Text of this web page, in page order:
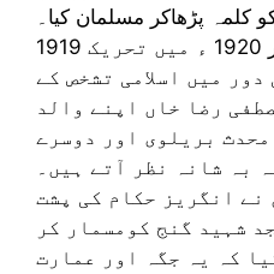
کلمہ پڑھاکر مسلمان کیا۔
1919 ء میں تحریک خلافت اور 1920 ء میں تحریک
دور میں اسلامی تشخص کے
رضا خاں اپنے والد
بریلوی اور دوسرے
بہ شانہ نظر آتے ہیں۔
نے انگریز حکام کی پشت
شہید گنج کومسمار کر
کہ یہ جگہ اور عمارت